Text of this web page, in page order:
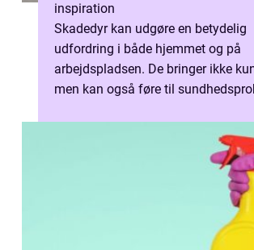
inspiration
Skadedyr kan udgøre en betydelig
udfordring i både hjemmet og på
arbejdspladsen. De bringer ikke
men kan også føre til